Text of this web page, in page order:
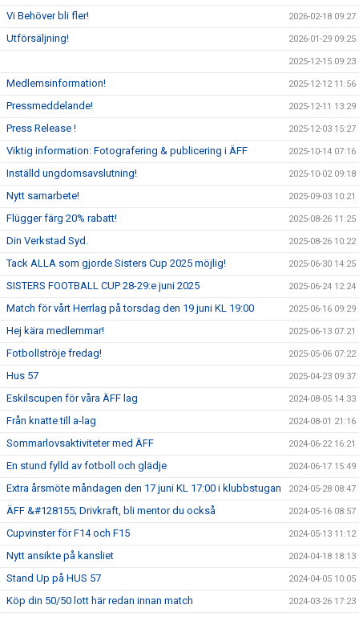
Vi Behöver bli fler! 2026-02-18 09:27
Utförsäljning! 2026-01-29 09:25
2025-12-15 09:23
Medlemsinformation! 2025-12-12 11:56
Pressmeddelande! 2025-12-11 13:29
Press Release ! 2025-12-03 15:27
Viktig information: Fotografering & publicering i ÄFF 2025-10-14 07:16
Inställd ungdomsavslutning! 2025-10-02 09:18
Nytt samarbete! 2025-09-03 10:21
Flügger färg 20% rabatt! 2025-08-26 11:25
Din Verkstad Syd. 2025-08-26 10:22
Tack ALLA som gjorde Sisters Cup 2025 möjlig! 2025-06-30 14:25
SISTERS FOOTBALL CUP 28-29:e juni 2025 2025-06-24 12:24
Match för vårt Herrlag på torsdag den 19 juni KL 19:00 2025-06-16 09:29
Hej kära medlemmar! 2025-06-13 07:21
Fotbollströje fredag! 2025-05-06 07:22
Hus 57 2025-04-23 09:37
Eskilscupen för våra ÄFF lag 2024-08-05 14:33
Från knatte till a-lag 2024-08-01 21:16
Sommarlovsaktiviteter med ÄFF 2024-06-22 16:21
En stund fylld av fotboll och glädje 2024-06-17 15:49
Extra årsmöte måndagen den 17 juni KL 17:00 i klubbstugan 2024-05-28 08:47
ÄFF &#128155; Drivkraft, bli mentor du också 2024-05-16 08:57
Cupvinster för F14 och F15 2024-05-13 11:12
Nytt ansikte på kansliet 2024-04-18 18:13
Stand Up på HUS 57 2024-04-05 10:05
Köp din 50/50 lott här redan innan match 2024-03-26 17:23